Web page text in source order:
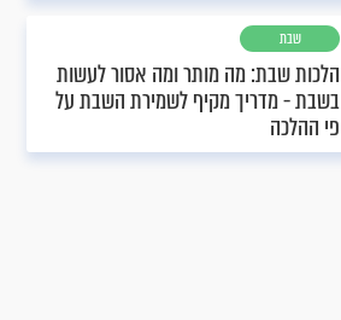
שבת
הלכות שבת: מה מותר ומה אסור לעשות
בשבת - מדריך מקיף לשמירת השבת על
פי ההלכה